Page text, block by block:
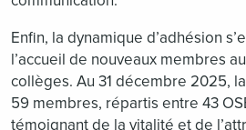
Enfin, la dynamique d’adhésion
l’accueil de nouveaux membres
collèges. Au 31 décembre 2025,
59 membres, répartis entre 43
témoignant de la vitalité et de